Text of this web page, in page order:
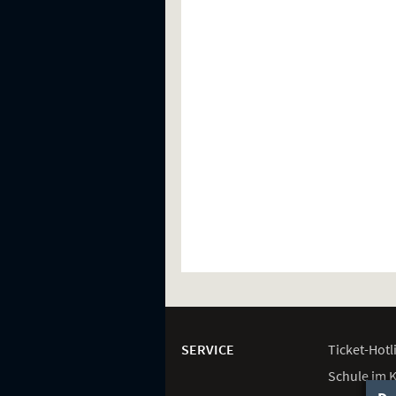
Navigationsmöglichkeiten
SERVICE Ticket-
Schule im